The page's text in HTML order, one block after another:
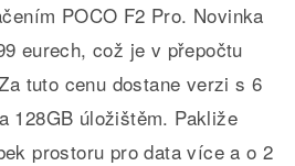
POCO F2 Pro. Novinka
eurech, což je v přepočtu
tuto cenu dostane verzi s 6
128GB úložištěm. Pakliže
prostoru pro data více a o 2